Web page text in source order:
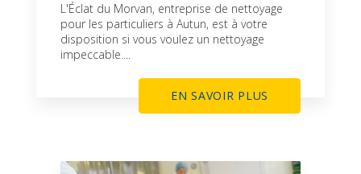
L'Éclat du Morvan, entreprise de nettoyage
pour les particuliers à Autun, est à votre
disposition si vous voulez un nettoyage
impeccable....
EN SAVOIR PLUS